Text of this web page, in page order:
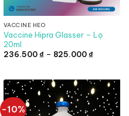
VACCINE HEO
Vaccine Hipra Glasser – Lọ
20ml
236.500₫ – 825.000₫Khoảng
đến
825.000
-10%